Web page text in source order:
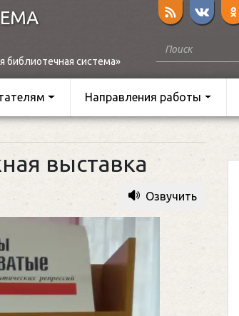
библиотечная система»
Направления работы
выставка
Озвучить